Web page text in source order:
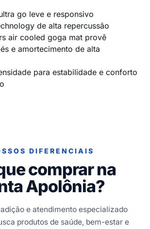
go leve e responsivo
de alta repercussão
air cooled goga mat provê
e amortecimento de alta
para estabilidade e conforto
DIFERENCIAIS
comprar na
Apolônia?
e atendimento especializado
produtos de saúde, bem-estar e